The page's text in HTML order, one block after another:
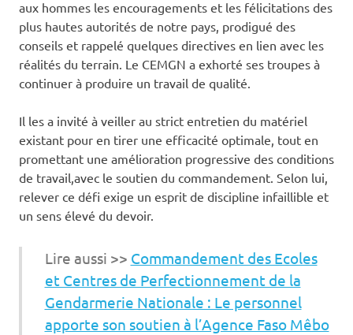
aux hommes les encouragements et les félicitations des
plus hautes autorités de notre pays, prodigué des
conseils et rappelé quelques directives en lien avec les
réalités du terrain. Le CEMGN a exhorté ses troupes à
continuer à produire un travail de qualité.
Il les a invité à veiller au strict entretien du matériel
existant pour en tirer une efficacité optimale, tout en
promettant une amélioration progressive des conditions
de travail,avec le soutien du commandement. Selon lui,
relever ce défi exige un esprit de discipline infaillible et
un sens élevé du devoir.
Lire aussi >> Commandement des Ecoles
et Centres de Perfectionnement de la
Gendarmerie Nationale : Le personnel
apporte son soutien à l’Agence Faso Mêbo